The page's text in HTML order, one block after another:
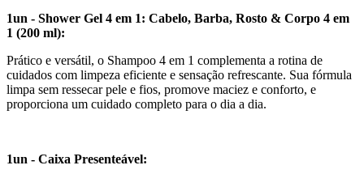
1un - Shower Gel 4 em 1: Cabelo, Barba, Rosto & Corpo 4 em
1 (200 ml):
Prático e versátil, o Shampoo 4 em 1 complementa a rotina de
cuidados com limpeza eficiente e sensação refrescante. Sua fórmula
limpa sem ressecar pele e fios, promove maciez e conforto, e
proporciona um cuidado completo para o dia a dia.
1un - Caixa Presenteável: